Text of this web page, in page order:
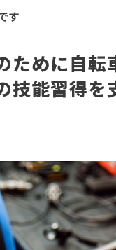
す
ために自
技能習得を